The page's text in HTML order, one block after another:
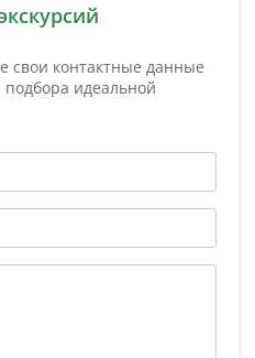
свои контактные данные
идеальной